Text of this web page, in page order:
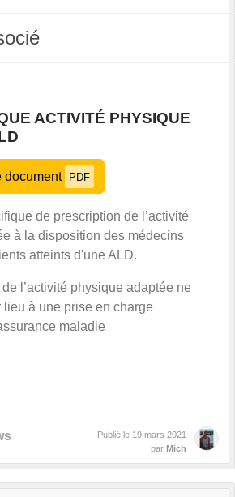
ACTIVITÉ PHYSIQUE
document PDF
de prescription de l’activité
à la disposition des médecins
atteints d'une ALD.
l’activité physique adaptée ne
lieu à une prise en charge
maladie
Publié le 19 mars 2021
par Mich